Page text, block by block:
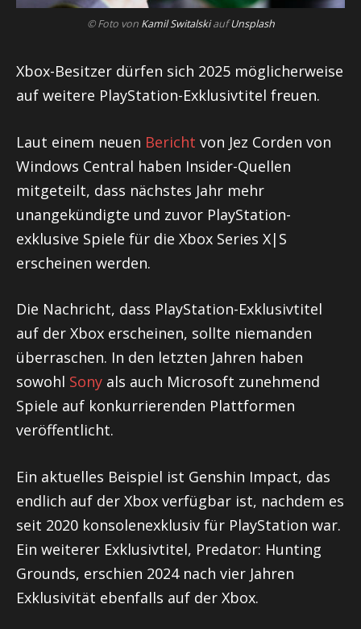
© Foto von Kamil SwitalskiaufUnsplash
Xbox-Besitzer dürfen sich 2025 möglicherweise
auf weitere PlayStation-Exklusivtitel freuen.
Laut einem neuen Bericht von Jez Corden von
Windows Central haben Insider-Quellen
mitgeteilt, dass nächstes Jahr mehr
unangekündigte und zuvor PlayStation-
exklusive Spiele für die Xbox Series X|S
erscheinen werden.
Die Nachricht, dass PlayStation-Exklusivtitel
auf der Xbox erscheinen, sollte niemanden
überraschen. In den letzten Jahren haben
sowohl Sony als auch Microsoft zunehmend
Spiele auf konkurrierenden Plattformen
veröffentlicht.
Ein aktuelles Beispiel ist Genshin Impact, das
endlich auf der Xbox verfügbar ist, nachdem es
seit 2020 konsolenexklusiv für PlayStation war.
Ein weiterer Exklusivtitel, Predator: Hunting
Grounds, erschien 2024 nach vier Jahren
Exklusivität ebenfalls auf der Xbox.